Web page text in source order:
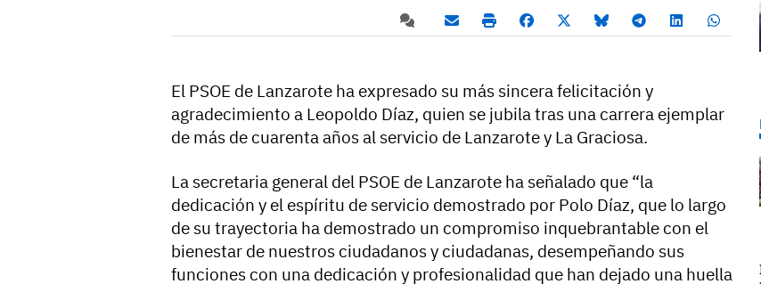
El PSOE de Lanzarote ha expresado su más sincera felicitación y
agradecimiento a Leopoldo Díaz, quien se jubila tras una carrera ejemplar
de más de cuarenta años al servicio de Lanzarote y La Graciosa.
La secretaria general del PSOE de Lanzarote ha señalado que “la
dedicación y el espíritu de servicio demostrado por Polo Díaz, que lo largo
de su trayectoria ha demostrado un compromiso inquebrantable con el
bienestar de nuestros ciudadanos y ciudadanas, desempeñando sus
funciones con una dedicación y profesionalidad que han dejado una huella